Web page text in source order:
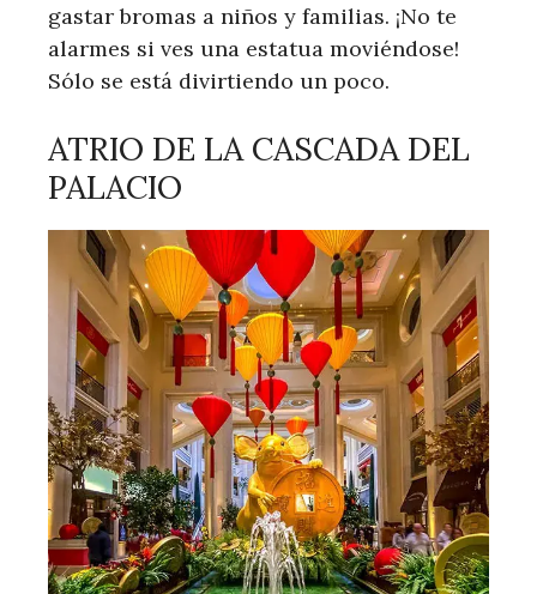
gastar bromas a niños y familias. ¡No te
alarmes si ves una estatua moviéndose!
Sólo se está divirtiendo un poco.
ATRIO DE LA CASCADA DEL
PALACIO